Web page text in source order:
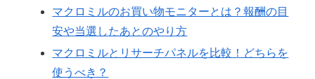
マクロミルのお買い物モニターとは？報酬の目
安や当選したあとのやり方
マクロミルとリサーチパネルを比較！どちらを
使うべき？